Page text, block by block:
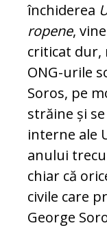
închiderea
ropene,
cri­ticat dur,
ONG-urile
Soros, pe
străine și
interne ale
anului
chiar că
civile care
George